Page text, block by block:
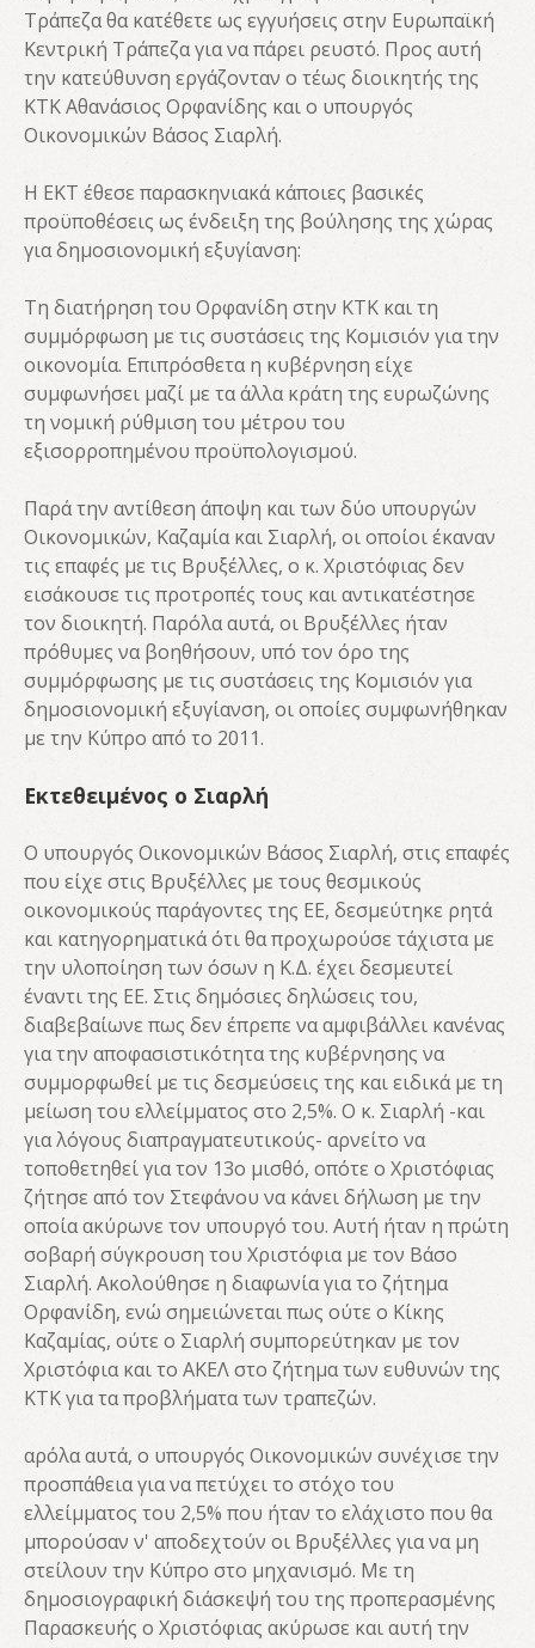
Τράπεζα θα κατέθετε ως εγγυήσεις στην Ευρωπαϊκή
Κεντρική Τράπεζα για να πάρει ρευστό. Προς αυτή
την κατεύθυνση εργάζονταν ο τέως διοικητής της
ΚΤΚ Αθανάσιος Ορφανίδης και ο υπουργός
Οικονομικών Βάσος Σιαρλή.
Η ΕΚΤ έθεσε παρασκηνιακά κάποιες βασικές
προϋποθέσεις ως ένδειξη της βούλησης της χώρας
για δημοσιονομική εξυγίανση:
Τη διατήρηση του Ορφανίδη στην ΚΤΚ και τη
συμμόρφωση με τις συστάσεις της Κομισιόν για την
οικονομία. Επιπρόσθετα η κυβέρνηση είχε
συμφωνήσει μαζί με τα άλλα κράτη της ευρωζώνης
τη νομική ρύθμιση του μέτρου του
εξισορροπημένου προϋπολογισμού.
Παρά την αντίθεση άποψη και των δύο υπουργών
Οικονομικών, Καζαμία και Σιαρλή, οι οποίοι έκαναν
τις επαφές με τις Βρυξέλλες, ο κ. Χριστόφιας δεν
εισάκουσε τις προτροπές τους και αντικατέστησε
τον διοικητή. Παρόλα αυτά, οι Βρυξέλλες ήταν
πρόθυμες να βοηθήσουν, υπό τον όρο της
συμμόρφωσης με τις συστάσεις της Κομισιόν για
δημοσιονομική εξυγίανση, οι οποίες συμφωνήθηκαν
με την Κύπρο από το 2011.
Εκτεθειμένος ο Σιαρλή
Ο υπουργός Οικονομικών Βάσος Σιαρλή, στις επαφές
που είχε στις Βρυξέλλες με τους θεσμικούς
οικονομικούς παράγοντες της ΕΕ, δεσμεύτηκε ρητά
και κατηγορηματικά ότι θα προχωρούσε τάχιστα με
την υλοποίηση των όσων η Κ.Δ. έχει δεσμευτεί
έναντι της ΕΕ. Στις δημόσιες δηλώσεις του,
διαβεβαίωνε πως δεν έπρεπε να αμφιβάλλει κανένας
για την αποφασιστικότητα της κυβέρνησης να
συμμορφωθεί με τις δεσμεύσεις της και ειδικά με τη
μείωση του ελλείμματος στο 2,5%. Ο κ. Σιαρλή -και
για λόγους διαπραγματευτικούς- αρνείτο να
τοποθετηθεί για τον 13ο μισθό, οπότε ο Χριστόφιας
ζήτησε από τον Στεφάνου να κάνει δήλωση με την
οποία ακύρωνε τον υπουργό του. Αυτή ήταν η πρώτη
σοβαρή σύγκρουση του Χριστόφια με τον Βάσο
Σιαρλή. Ακολούθησε η διαφωνία για το ζήτημα
Ορφανίδη, ενώ σημειώνεται πως ούτε ο Κίκης
Καζαμίας, ούτε ο Σιαρλή συμπορεύτηκαν με τον
Χριστόφια και το ΑΚΕΛ στο ζήτημα των ευθυνών της
ΚΤΚ για τα προβλήματα των τραπεζών.
αρόλα αυτά, ο υπουργός Οικονομικών συνέχισε την
προσπάθεια για να πετύχει το στόχο του
ελλείμματος του 2,5% που ήταν το ελάχιστο που θα
μπορούσαν ν' αποδεχτούν οι Βρυξέλλες για να μη
στείλουν την Κύπρο στο μηχανισμό. Με τη
δημοσιογραφική διάσκεψή του της προπερασμένης
Παρασκευής ο Χριστόφιας ακύρωσε και αυτή την